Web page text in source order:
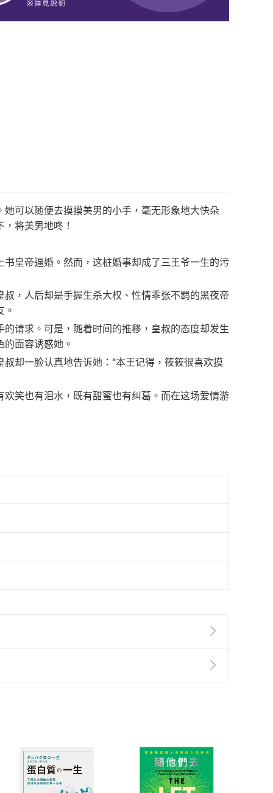
可以随便去摸摸美男的小手，毫无形象地大快朵
将美男地咚！
皇帝逼婚。然而，这桩婚事却成了三王爷一生的污
，人后却是手握生杀大权、性情乖张不羁的黑夜帝
请求。可是，随着时间的推移，皇叔的态度却发生
面容诱惑她。
却一脸认真地告诉她：“本王记得，筱筱很喜欢摸
笑也有泪水，既有甜蜜也有纠葛。而在这场爱情游
第2條第5款之規定，「非以有形媒介提供之數位
點選「瀏覽訂單明細」 「申請取消訂單/退
付款方式
Payment
完成訂單
Complete